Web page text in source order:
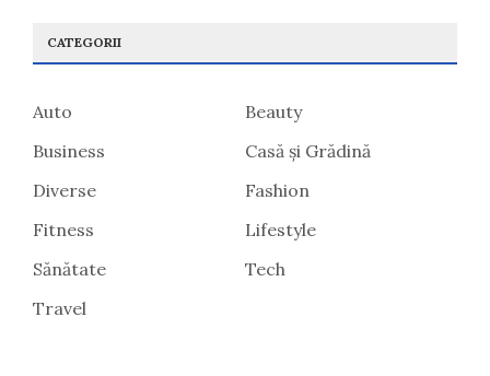
CATEGORII
Auto
Beauty
Business
Casă și Grădină
Diverse
Fashion
Fitness
Lifestyle
Sănătate
Tech
Travel